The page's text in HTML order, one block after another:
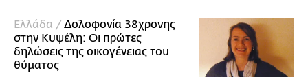
Ελλάδα /Δολοφονία 38χρονης
στην Κυψέλη: Οι πρώτες
δηλώσεις της οικογένειας του
θύματος